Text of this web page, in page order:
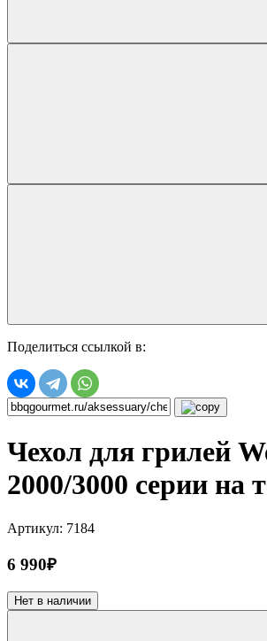
Поделиться ссылкой в:
Чехол для грилей
2000/3000 серии на
Артикул: 7184
6 990₽
Нет в наличии